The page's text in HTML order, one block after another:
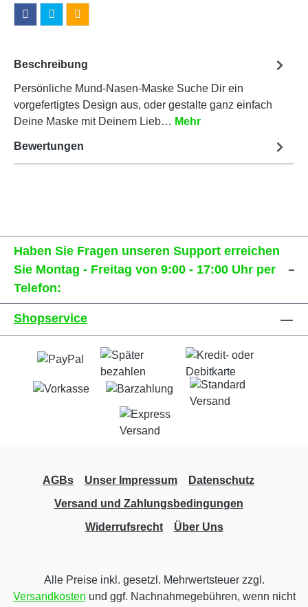
Beschreibung
Persönliche Mund-Nasen-Maske Suche Dir ein
vorgefertigtes Design aus, oder gestalte ganz einfach
Deine Maske mit Deinem Lieb… Mehr
Bewertungen
Haben Sie Fragen unseren Support erreichen
Sie Montag - Freitag von 9:00 - 17:00 Uhr per
Telefon:
Shopservice
AGBs Unser Impressum
Datenschutz
Versand und Zahlungsbedingungen
Widerrufsrecht
Über Uns
Alle Preise inkl. gesetzl. Mehrwertsteuer zzgl.
Versandkosten und ggf. Nachnahmegebühren, wenn nicht